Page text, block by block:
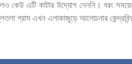
কেউ এটি কাটার উদ্যোগ নেননি। বরং
গ্রাম এখন এলাকাজুড়ে আলোচনার